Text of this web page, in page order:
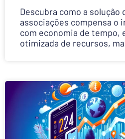
Descubra como a solução
associações compensa o
com economia de tempo,
otimizada de recursos,